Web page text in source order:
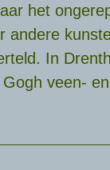
het
andere
In
veen- en